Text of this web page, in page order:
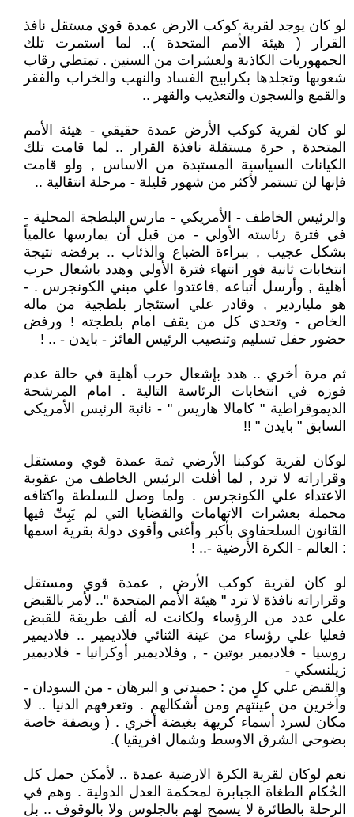
لو كان يوجد لقرية كوكب الارض عمدة قوي مستقل نافذ
القرار ( هيئة الأمم المتحدة ).. لما استمرت تلك
الجمهوريات الكاذبة ولعشرات من السنين . تمتطي رقاب
شعوبها وتجلدها بكرابيج الفساد والنهب والخراب والفقر
والقمع والسجون والتعذيب والقهر ..
لو كان لقرية كوكب الأرض عمدة حقيقي - هيئة الأمم
المتحدة , حرة مستقلة نافذة القرار .. لما قامت تلك
الكيانات السياسية المستبدة من الاساس , ولو قامت
فإنها لن تستمر لأكثر من شهور قليلة - مرحلة انتقالية ..
والرئيس الخاطف - الأمريكي - مارس البلطجة المحلية -
في فترة رئاسته الأولي - من قبل أن يمارسها عالمياً
بشكل عجيب , ببراءة الضباع والذئاب .. برفضه نتيجة
انتخابات ثانية فور انتهاء فترة الأولي وهدد باشعال حرب
أهلية , وأرسل أتباعه ,فاعتدوا علي مبني الكونجرس . -
هو ملياردير , وقادر علي استئجار بلطجية من ماله
الخاص - وتحدي كل من يقف امام بلطجته ! ورفض
حضور حفل تسليم وتنصيب الرئيس الفائز - بايدن - .. !
ثم مرة أخري .. هدد بإشعال حرب أهلية في حالة عدم
فوزه في انتخابات الرئاسة التالية . امام المرشحة
الديموقراطية " كامالا هاريس " - نائبة الرئيس الأمريكي
السابق " بايدن " !!
لوكان لقرية كوكبنا الأرضي ثمة عمدة قوي ومستقل
وقراراته لا ترد , لما أفلت الرئيس الخاطف من عقوبة
الاعتداء علي الكونجرس . ولما وصل للسلطة واكتافه
محملة بعشرات الاتهامات والقضايا التي لم يَبِتّ فيها
القانون السلحفاوي بأكبر وأغنى وأقوى دولة بقرية اسمها
: العالم - الكرة الأرضية -.. !
لو كان لقرية كوكب الأرض , عمدة قوي ومستقل
وقراراته نافذة لا ترد " هيئة الأمم المتحدة ".. لأمر بالقبض
علي عدد من الرؤساء ولكانت له ألف طريقة للقبض
فعليا علي رؤساء من عينة الثنائي فلاديمير .. فلاديمير
روسيا - فلاديمير بوتين - , وفلاديمير أوكرانيا - فلاديمير
زيلنسكي -
والقبض علي كلٍ من : حميدتي و البرهان - من السودان -
وآخرين من عينتهم ومن أشكالهم . وتعرفهم الدنيا .. لا
مكان لسرد أسماء كريهة بغيضة أخري . ( وبصفة خاصة
بضوحي الشرق الاوسط وشمال افريقيا ).
نعم لوكان لقرية الكرة الارضية عمدة .. لأمكن حمل كل
الحُكام الطغاة الجبابرة لمحكمة العدل الدولية . وهم في
الرحلة بالطائرة لا يسمح لهم بالجلوس ولا بالوقوف .. بل